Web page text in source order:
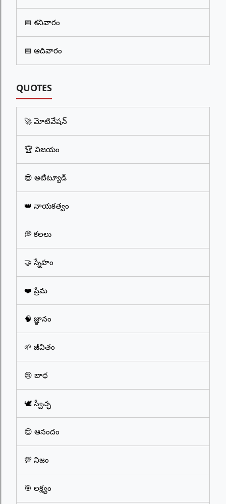
📅 శనివారం
📅 ఆదివారం
QUOTES
🚀 మోటివేషన్
🏆 విజయం
😎 అటిట్యూడ్
👑 నాయకత్వం
💭 కలలు
🤝 స్నేహం
❤️ ప్రేమ
🧠 జ్ఞానం
🌱 జీవితం
😢 బాధ
🕊️ స్వేచ్ఛ
😊 ఆనందం
💯 నిజం
🎯 లక్ష్యం